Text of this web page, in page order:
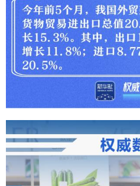
陕西 甘肃
新疆 内蒙古
Русский язык
Deutsch Português